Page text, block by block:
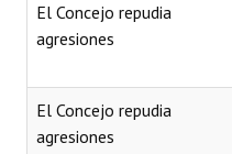
Informes de Gestión
Dictámenes Asesoría Letrada
El Concejo repudia
agresiones
El Concejo repudia
agresiones